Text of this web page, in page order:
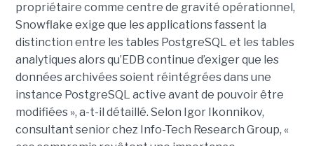
propriétaire comme centre de gravité opérationnel,
Snowflake exige que les applications fassent la
distinction entre les tables PostgreSQL et les tables
analytiques alors qu’EDB continue d’exiger que les
données archivées soient réintégrées dans une
instance PostgreSQL active avant de pouvoir être
modifiées », a-t-il détaillé. Selon Igor Ikonnikov,
consultant senior chez Info-Tech Research Group, «